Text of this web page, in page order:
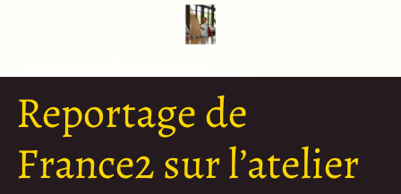
Reportage de
France2 sur l’atelier